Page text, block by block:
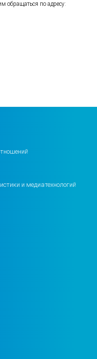
обращаться по адресу:
и медиатехнологий